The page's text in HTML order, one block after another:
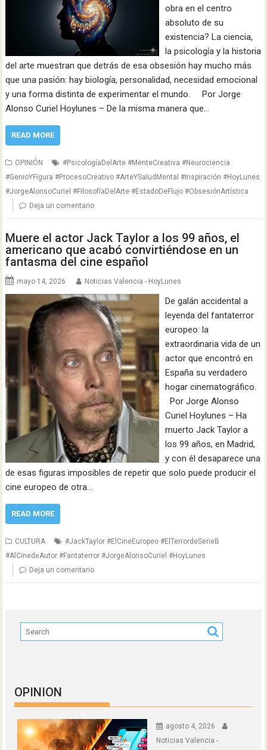
obra en el centro
absoluto de su
existencia? La ciencia,
la psicología y la historia
del arte muestran que detrás de esa obsesión hay mucho más
que una pasión: hay biología, personalidad, necesidad emocional
y una forma distinta de experimentar el mundo. Por Jorge
Alonso Curiel Hoylunes – De la misma manera que…
READ MORE
OPINIÓN
#PsicologíaDelArte #MenteCreativa #Neurociencia
#GenioYFigura #ProcesoCreativo #ArteYSaludMental #Inspiración #HoyLunes
#JorgeAlonsoCuriel #FilosofíaDelArte #EstadoDeFlujo #ObsesiónArtística
Deja un comentario
Muere el actor Jack Taylor a los 99 años, el
americano que acabó convirtiéndose en un
fantasma del cine español
mayo 14, 2026 Noticias Valencia - HoyLunes
De galán accidental a
leyenda del fantaterror
europeo: la
extraordinaria vida de un
actor que encontró en
España su verdadero
hogar cinematográfico.
Por Jorge Alonso
Curiel Hoylunes – Ha
muerto Jack Taylor a
los 99 años, en Madrid,
y con él desaparece una
de esas figuras imposibles de repetir que solo puede producir el
cine europeo de otra…
READ MORE
CULTURA
#JackTaylor #ElCineEuropeo #ElTerrordeSerieB
#AlCinedeAutor #Fantaterror #JorgeAlonsoCuriel #HoyLunes
Deja un comentario
OPINION
agosto 4, 2026
Noticias Valencia -